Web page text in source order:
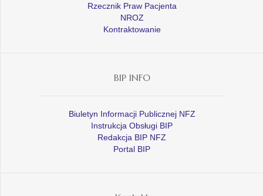
Rzecznik Praw Pacjenta
NROZ
Kontraktowanie
BIP INFO
Biuletyn Informacji Publicznej NFZ
Instrukcja Obsługi BIP
Redakcja BIP NFZ
Portal BIP